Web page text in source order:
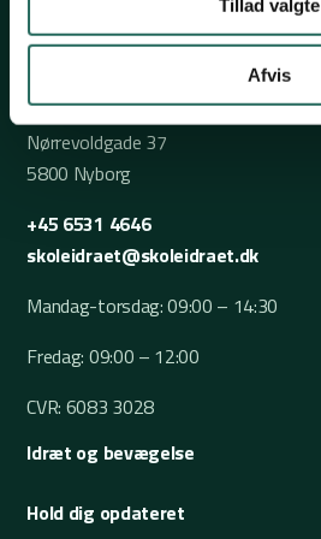
Tillad valgte
Afvis
Nørrevoldgade 37
5800 Nyborg
+45 6531 4646
skoleidraet@skoleidraet.dk
Mandag-torsdag: 09:00 – 14:30
Fredag: 09:00 – 12:00
CVR: 6083 3028
Idræt og bevægelse
Hold dig opdateret